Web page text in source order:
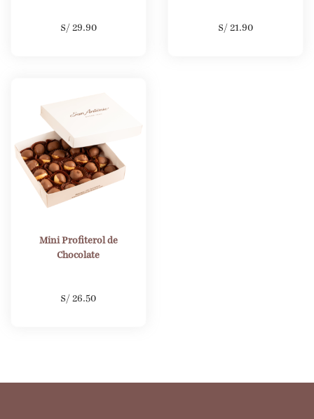
S/ 29.90 S/ 21.90
Mini Profiterol de
Chocolate
S/ 26.50